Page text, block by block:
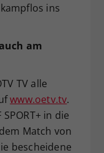
ins
am
TV alle
www.oetv.tv.
in die
Match von
bescheidene